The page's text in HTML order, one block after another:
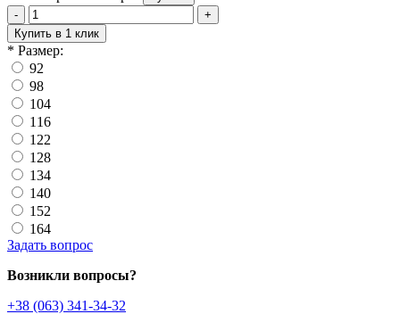
-
+
Купить в 1 клик
* Размер:
92
98
104
116
122
128
134
140
152
164
Задать вопрос
Возникли вопросы?
+38 (063) 341-34-32